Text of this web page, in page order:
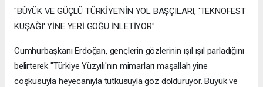
"BÜYÜK VE GÜÇLÜ TÜRKİYE'NİN YOL BAŞÇILARI, 'TEKNOFEST
KUŞAĞI' YİNE YERİ GÖĞÜ İNLETİYOR"
Cumhurbaşkanı Erdoğan, gençlerin gözlerinin ışıl ışıl parladığını
belirterek "Türkiye Yüzyılı'nın mimarları maşallah yine
coşkusuyla heyecanıyla tutkusuyla göz dolduruyor. Büyük ve